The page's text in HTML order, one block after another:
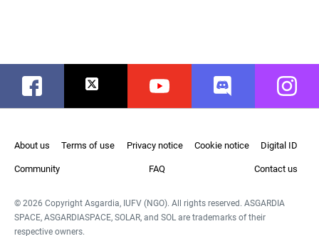
Facebook Twitter Youtube Discord
About us Terms of use Privacy notice Cookie notice Digital ID
Community FAQ Contact us
© 2026 Copyright Asgardia, IUFV (NGO). All rights reserved. ASGARDIA
SPACE, ASGARDIASPACE, SOLAR, and SOL are trademarks of their
respective owners.